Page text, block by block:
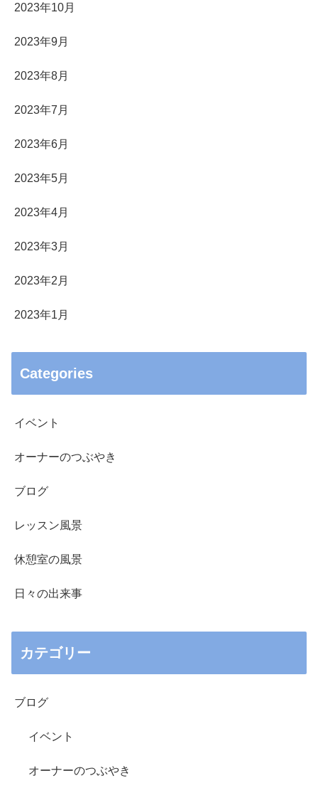
2023年10月
2023年9月
2023年8月
2023年7月
2023年6月
2023年5月
2023年4月
2023年3月
2023年2月
2023年1月
Categories
イベント
オーナーのつぶやき
ブログ
レッスン風景
休憩室の風景
日々の出来事
カテゴリー
ブログ
イベント
オーナーのつぶやき